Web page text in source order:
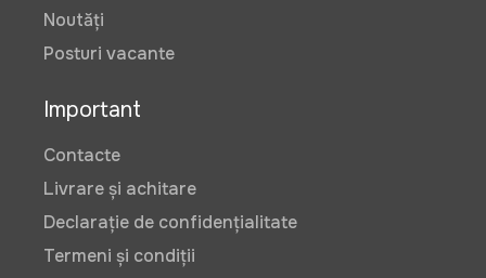
Noutăți
Posturi vacante
Important
Contacte
Livrare și achitare
Declarație de confidențialitate
Termeni și condiții